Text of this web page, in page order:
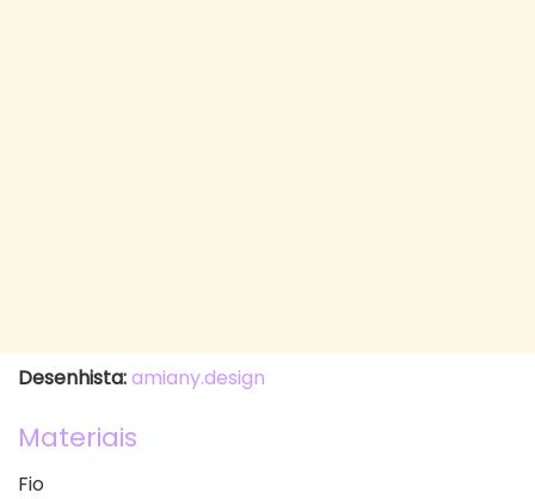
Desenhista:amiany.design
Materiais
Fio